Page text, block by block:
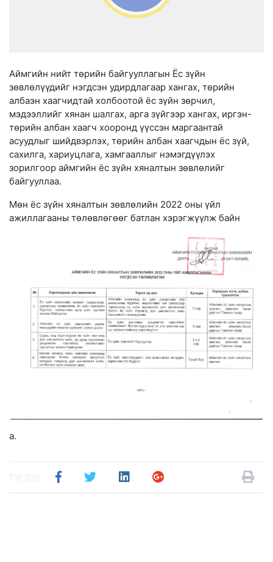
Аймгийн нийт төрийн байгууллагын Ёс зүйн
зөвлөлүүдийг нэгдсэн удирдлагаар хангах, төрийн
албаэн хаагчидтай холбоотой ёс зүйн зөрчил,
мэдээллийг хянан шалгах, арга зүйгээр хангах, иргэн-
төрийн албан хаагч хооронд үүссэн маргаантай
асуудлыг шийдвэрлэх, төрийн албан хаагчдын ёс зүй,
сахилга, хариуцлага, хамгааллыг нэмэгдүүлэх
зорилгоор аймгийн ёс зүйн хяналтын зөвлөлийг
байгууллаа.
Мөн ёс зүйн хяналтын зөвлөлийн 2022 оны үйл
ажиллагааны төлөвлөгөөг батлан хэрэгжүүлж байн
а.